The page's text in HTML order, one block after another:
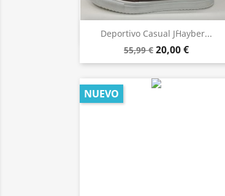
Deportivo Casual J`Hayber...
55,99 € 20,00 €
Vista rápida
NUEVO